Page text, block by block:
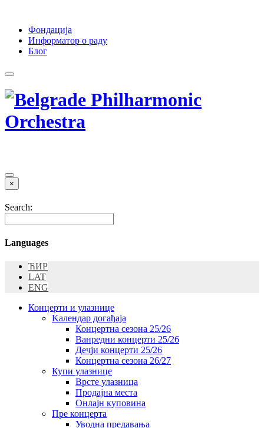
Фондација
Информатор о раду
Блог
×
Search:
Languages
ЋИР
LAT
ENG
Концерти и улазнице
Kалендар догађаја
Концертна сезона 25/26
Ванредни концерти 25/26
Дечји концерти 25/26
Концертна сезона 26/27
Купи улазнице
Врсте улазница
Продајна места
Oнлајн куповинa
Пре концерта
Уводна предавања